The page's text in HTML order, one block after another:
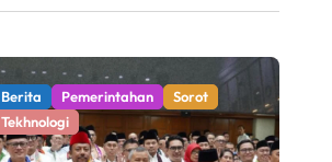
Berita Pemerintahan
Sorot
Tekhnologi